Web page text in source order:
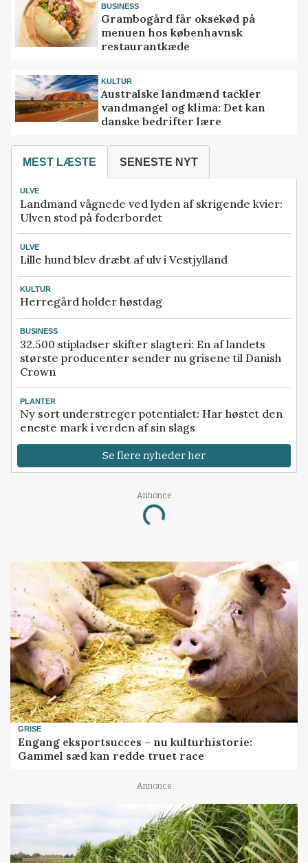
BUSINESS
Grambogård får oksekød på
menuen hos københavnsk
restaurantkæde
KULTUR
Australske landmænd tackler
vandmangel og klima: Det kan
danske bedrifter lære
MEST LÆSTE SENESTE NYT
ULVE
Landmand vågnede ved lyden af skrigende kvier:
Ulven stod på foderbordet
ULVE
Lille hund blev dræbt af ulv i Vestjylland
KULTUR
Herregård holder høstdag
BUSINESS
32.500 stipladser skifter slagteri: En af landets
største producenter sender nu grisene til Danish
Crown
PLANTER
Ny sort understreger potentialet: Har høstet den
eneste mark i verden af sin slags
Se flere nyheder her
Annonce
Loading...
GRISE
Engang eksportsucces – nu kulturhistorie:
Gammel sæd kan redde truet race
Annonce